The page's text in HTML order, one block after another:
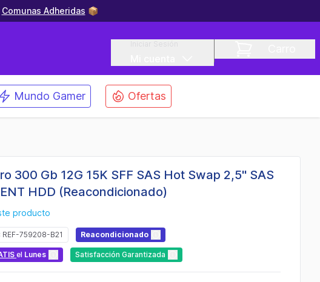
Comunas Adheridas 📦
Mundo Gamer Ofertas
300 Gb 12G 15K SFF SAS Hot Swap 2,5" SAS
HDD (Reacondicionado)
producto
REF-759208-B21 Reacondicionado
el Lunes Satisfacción Garantizada